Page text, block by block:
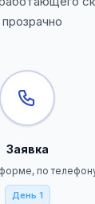
прозрачно
Заявка
по
День 1